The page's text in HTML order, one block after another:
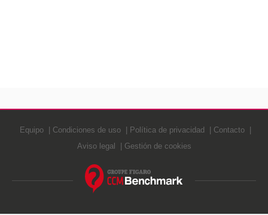
Equipo Condiciones de uso Política de privacidad
Contacto
Aviso legal
Gestión de cookies